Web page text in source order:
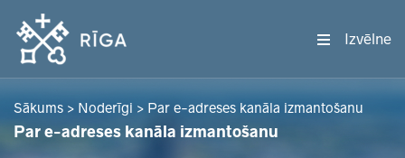
Izvēlne
Sākums > Noderīgi > Par e-adreses kanāla izmantošanu
Par e-adreses kanāla izmantošanu